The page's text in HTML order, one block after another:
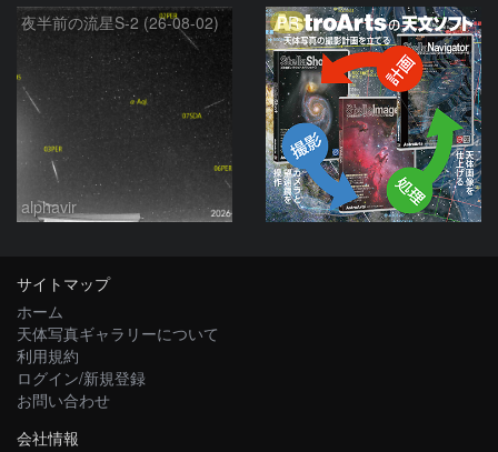
夜半前の流星S-2 (26-08-02)
alphavir
PR
サイトマップ
ホーム
天体写真ギャラリーについて
利用規約
ログイン/新規登録
お問い合わせ
会社情報